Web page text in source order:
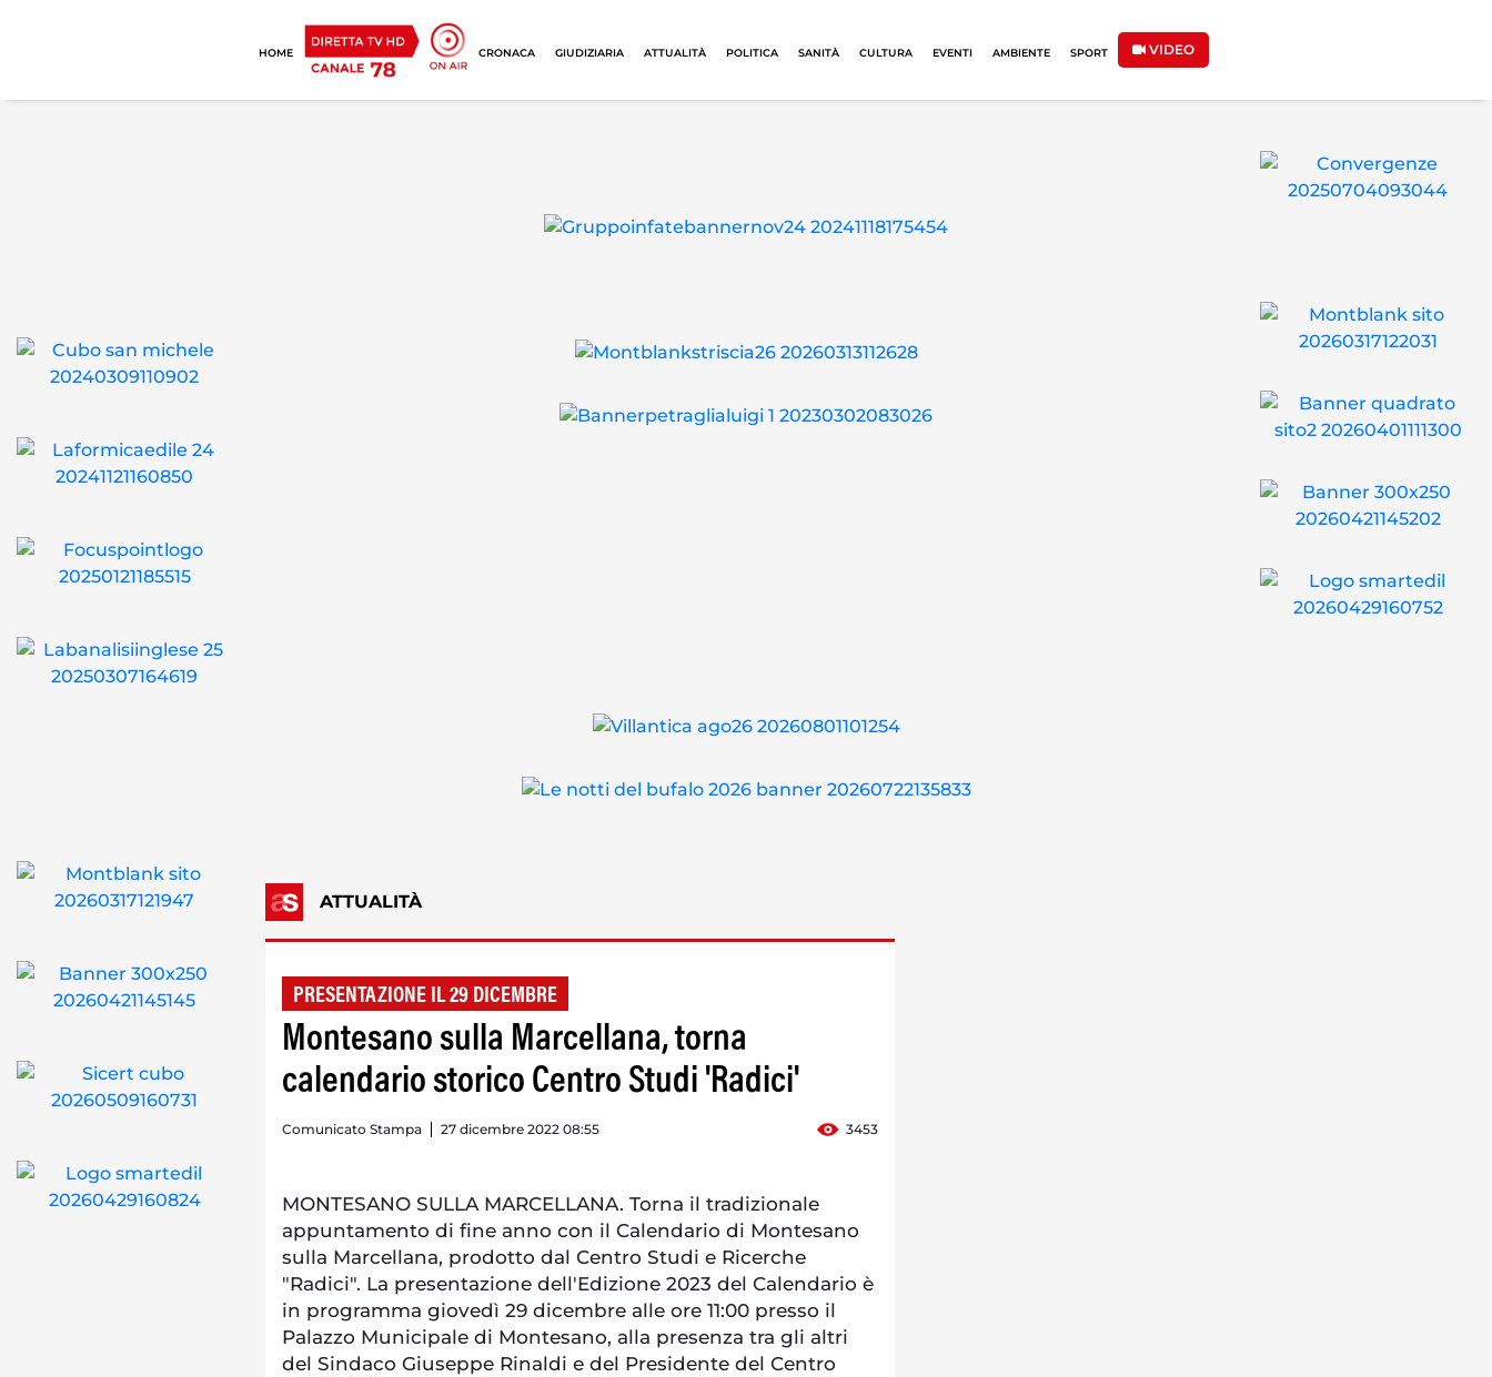
HOME CRONACA GIUDIZIARIA ATTUALITÀ POLITICA SANITÀ CULTURA EVENTI AMBIENTE SPORT VIDEO
ATTUALITÀ
PRESENTAZIONE IL 29 DICEMBRE
Montesano sulla Marcellana, torna
calendario storico Centro Studi 'Radici'
Comunicato Stampa 27 dicembre 2022 08:55 3453
MONTESANO SULLA MARCELLANA. Torna il tradizionale
appuntamento di fine anno con il Calendario di Montesano
sulla Marcellana, prodotto dal Centro Studi e Ricerche
"Radici". La presentazione dell'Edizione 2023 del Calendario è
in programma giovedì 29 dicembre alle ore 11:00 presso il
Palazzo Municipale di Montesano, alla presenza tra gli altri
del Sindaco Giuseppe Rinaldi e del Presidente del Centro